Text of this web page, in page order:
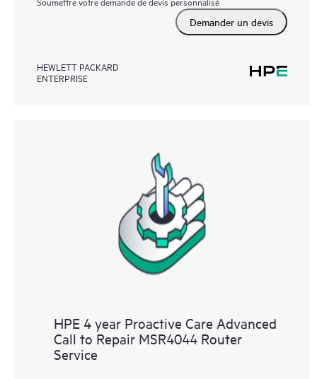
Demander un devis
HEWLETT PACKARD
ENTERPRISE
HPE 4 year Proactive Care Advanced
Call to Repair MSR4044 Router
Service